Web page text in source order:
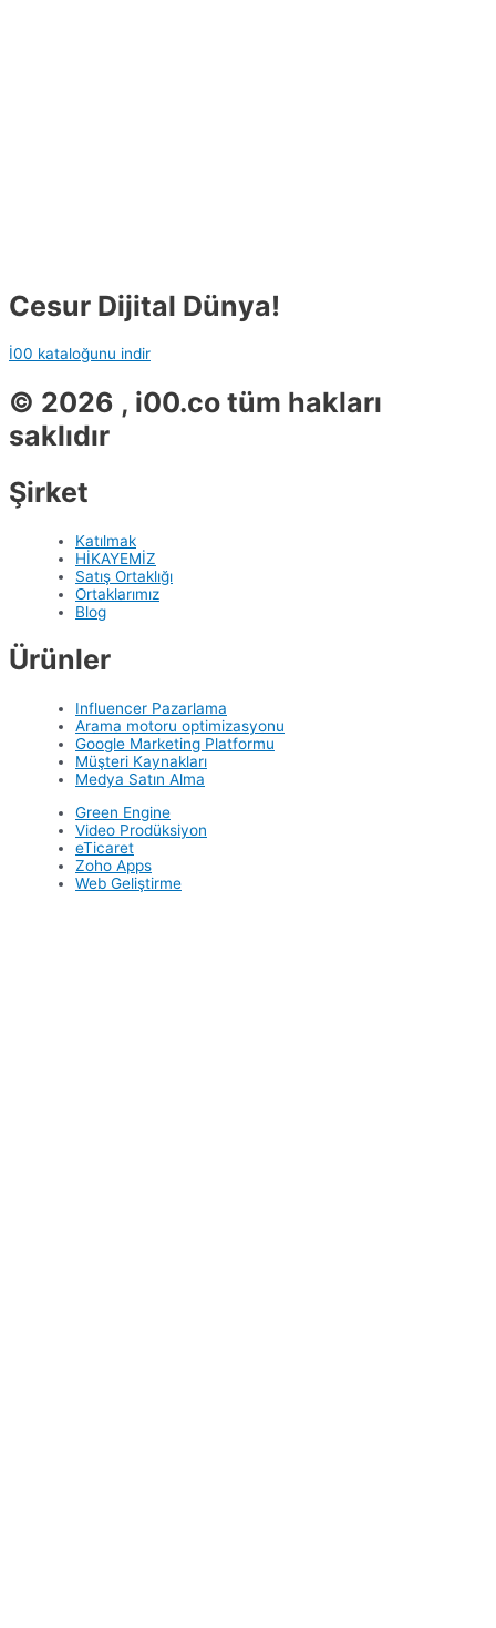
Cesur Dijital Dünya!
İ00 kataloğunu indir
© 2026 , i00.co tüm hakları
saklıdır
Şirket
Katılmak
HİKAYEMİZ
Satış Ortaklığı
Ortaklarımız
Blog
Ürünler
Influencer Pazarlama
Arama motoru optimizasyonu
Google Marketing Platformu
Müşteri Kaynakları
Medya Satın Alma
Green Engine
Video Prodüksiyon
eTicaret
Zoho Apps
Web Geliştirme